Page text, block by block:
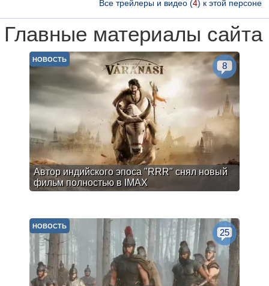
Все трейлеры и видео (4) к этой персоне
Главные материалы сайта
Автор индийского эпоса "RRR" снял новый
фильм полностью в IMAX
НОВОСТЬ
8
НОВОСТЬ
25